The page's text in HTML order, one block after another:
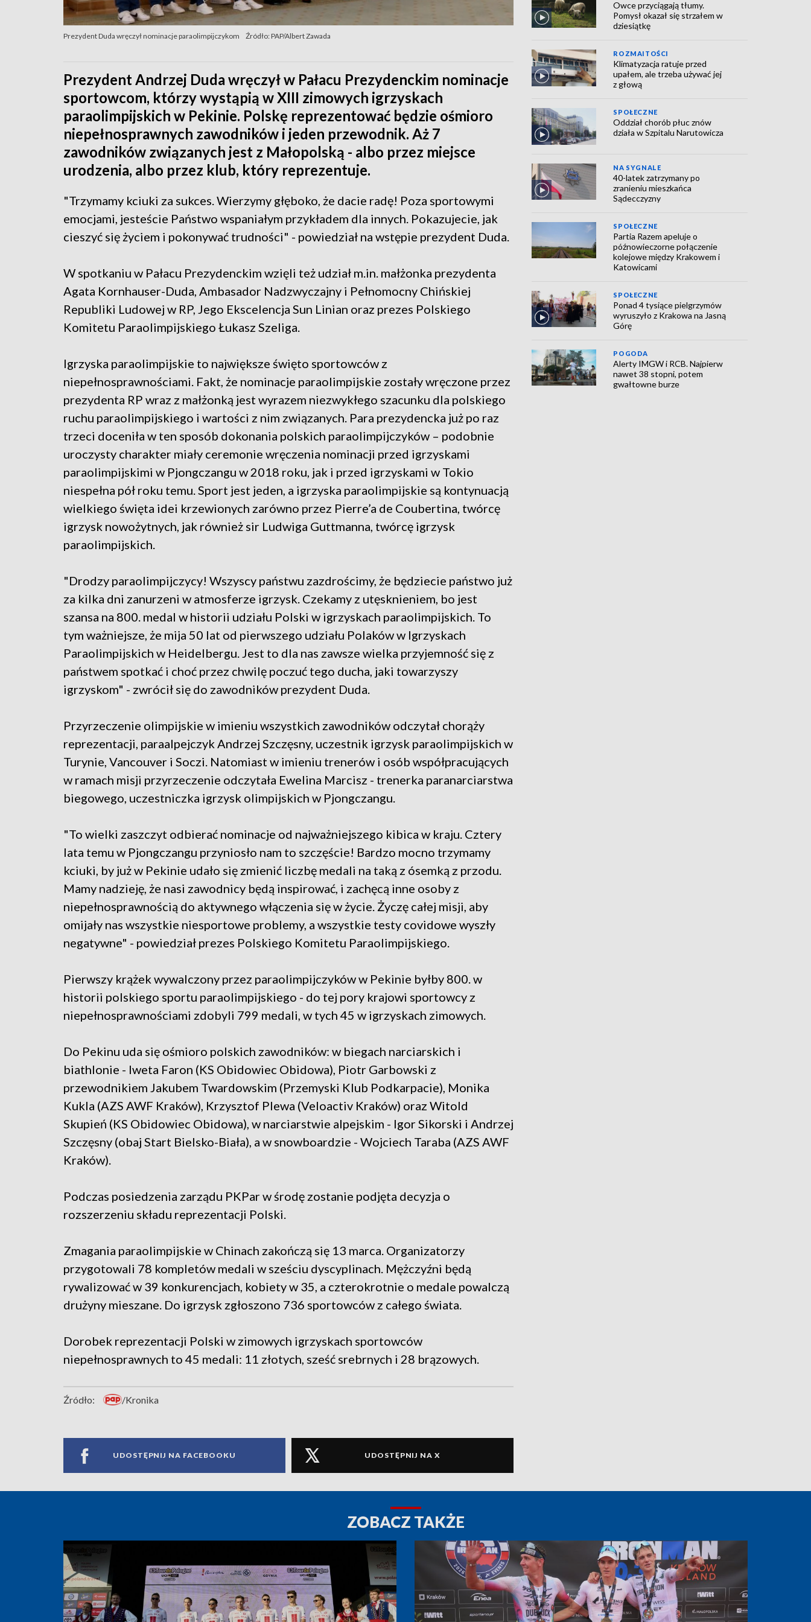
Prezydent Duda wręczył nominacje paraolimpijczykom Źródło: PAP/Albert Zawada
Prezydent Andrzej Duda wręczył w Pałacu Prezydenckim nominacje
sportowcom, którzy wystąpią w XIII zimowych igrzyskach
paraolimpijskich w Pekinie. Polskę reprezentować będzie ośmioro
niepełnosprawnych zawodników i jeden przewodnik. Aż 7
zawodników związanych jest z Małopolską - albo przez miejsce
urodzenia, albo przez klub, który reprezentuje.
"Trzymamy kciuki za sukces. Wierzymy głęboko, że dacie radę! Poza sportowymi
emocjami, jesteście Państwo wspaniałym przykładem dla innych. Pokazujecie, jak
cieszyć się życiem i pokonywać trudności" - powiedział na wstępie prezydent Duda.
W spotkaniu w Pałacu Prezydenckim wzięli też udział m.in. małżonka prezydenta
Agata Kornhauser-Duda, Ambasador Nadzwyczajny i Pełnomocny Chińskiej
Republiki Ludowej w RP, Jego Ekscelencja Sun Linian oraz prezes Polskiego
Komitetu Paraolimpijskiego Łukasz Szeliga.
Igrzyska paraolimpijskie to największe święto sportowców z
niepełnosprawnościami. Fakt, że nominacje paraolimpijskie zostały wręczone przez
prezydenta RP wraz z małżonką jest wyrazem niezwykłego szacunku dla polskiego
ruchu paraolimpijskiego i wartości z nim związanych. Para prezydencka już po raz
trzeci doceniła w ten sposób dokonania polskich paraolimpijczyków – podobnie
uroczysty charakter miały ceremonie wręczenia nominacji przed igrzyskami
paraolimpijskimi w Pjongczangu w 2018 roku, jak i przed igrzyskami w Tokio
niespełna pół roku temu. Sport jest jeden, a igrzyska paraolimpijskie są kontynuacją
wielkiego święta idei krzewionych zarówno przez Pierre’a de Coubertina, twórcę
igrzysk nowożytnych, jak również sir Ludwiga Guttmanna, twórcę igrzysk
paraolimpijskich.
"Drodzy paraolimpijczycy! Wszyscy państwu zazdrościmy, że będziecie państwo już
za kilka dni zanurzeni w atmosferze igrzysk. Czekamy z utęsknieniem, bo jest
szansa na 800. medal w historii udziału Polski w igrzyskach paraolimpijskich. To
tym ważniejsze, że mija 50 lat od pierwszego udziału Polaków w Igrzyskach
Paraolimpijskich w Heidelbergu. Jest to dla nas zawsze wielka przyjemność się z
państwem spotkać i choć przez chwilę poczuć tego ducha, jaki towarzyszy
igrzyskom" - zwrócił się do zawodników prezydent Duda.
Przyrzeczenie olimpijskie w imieniu wszystkich zawodników odczytał chorąży
reprezentacji, paraalpejczyk Andrzej Szczęsny, uczestnik igrzysk paraolimpijskich w
Turynie, Vancouver i Soczi. Natomiast w imieniu trenerów i osób współpracujących
w ramach misji przyrzeczenie odczytała Ewelina Marcisz - trenerka paranarciarstwa
biegowego, uczestniczka igrzysk olimpijskich w Pjongczangu.
"To wielki zaszczyt odbierać nominacje od najważniejszego kibica w kraju. Cztery
lata temu w Pjongczangu przyniosło nam to szczęście! Bardzo mocno trzymamy
kciuki, by już w Pekinie udało się zmienić liczbę medali na taką z ósemką z przodu.
Mamy nadzieję, że nasi zawodnicy będą inspirować, i zachęcą inne osoby z
niepełnosprawnością do aktywnego włączenia się w życie. Życzę całej misji, aby
omijały nas wszystkie niesportowe problemy, a wszystkie testy covidowe wyszły
negatywne" - powiedział prezes Polskiego Komitetu Paraolimpijskiego.
Pierwszy krążek wywalczony przez paraolimpijczyków w Pekinie byłby 800. w
historii polskiego sportu paraolimpijskiego - do tej pory krajowi sportowcy z
niepełnosprawnościami zdobyli 799 medali, w tych 45 w igrzyskach zimowych.
Do Pekinu uda się ośmioro polskich zawodników: w biegach narciarskich i
biathlonie - Iweta Faron (KS Obidowiec Obidowa), Piotr Garbowski z
przewodnikiem Jakubem Twardowskim (Przemyski Klub Podkarpacie), Monika
Kukla (AZS AWF Kraków), Krzysztof Plewa (Veloactiv Kraków) oraz Witold
Skupień (KS Obidowiec Obidowa), w narciarstwie alpejskim - Igor Sikorski i Andrzej
Szczęsny (obaj Start Bielsko-Biała), a w snowboardzie - Wojciech Taraba (AZS AWF
Kraków).
Podczas posiedzenia zarządu PKPar w środę zostanie podjęta decyzja o
rozszerzeniu składu reprezentacji Polski.
Zmagania paraolimpijskie w Chinach zakończą się 13 marca. Organizatorzy
przygotowali 78 kompletów medali w sześciu dyscyplinach. Mężczyźni będą
rywalizować w 39 konkurencjach, kobiety w 35, a czterokrotnie o medale powalczą
drużyny mieszane. Do igrzysk zgłoszono 736 sportowców z całego świata.
Dorobek reprezentacji Polski w zimowych igrzyskach sportowców
niepełnosprawnych to 45 medali: 11 złotych, sześć srebrnych i 28 brązowych.
Źródło: /Kronika
UDOSTĘPNIJ NA FACEBOOKU UDOSTĘPNIJ NA X
Owce przyciągają tłumy.
Pomysł okazał się strzałem w
dziesiątkę
ROZMAITOŚCI
Klimatyzacja ratuje przed
upałem, ale trzeba używać jej
z głową
SPOŁECZNE
Oddział chorób płuc znów
działa w Szpitalu Narutowicza
NA SYGNALE
40-latek zatrzymany po
zranieniu mieszkańca
Sądecczyzny
SPOŁECZNE
Partia Razem apeluje o
późnowieczorne połączenie
kolejowe między Krakowem i
Katowicami
SPOŁECZNE
Ponad 4 tysiące pielgrzymów
wyruszyło z Krakowa na Jasną
Górę
POGODA
Alerty IMGW i RCB. Najpierw
nawet 38 stopni, potem
gwałtowne burze
ZOBACZ TAKŻE